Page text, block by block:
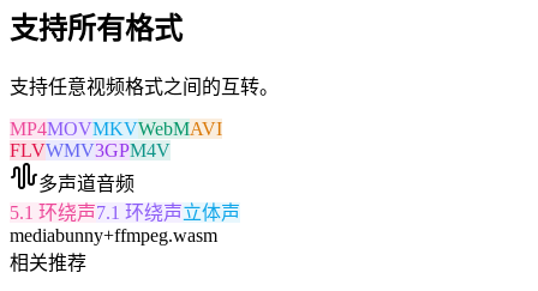
支持所有格式
支持任意视频格式之间的互转。
MP4MOVMKVWebMAVI
FLVWMV3GPM4V
多声道音频
5.1 环绕声7.1 环绕声立体声
mediabunny+ffmpeg.wasm
相关推荐